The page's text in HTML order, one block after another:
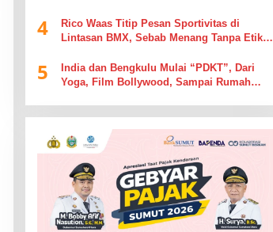
4
Rico Waas Titip Pesan Sportivitas di
Lintasan BMX, Sebab Menang Tanpa Etika
5
India dan Bengkulu Mulai “PDKT”, Dari
Yoga, Film Bollywood, Sampai Rumah